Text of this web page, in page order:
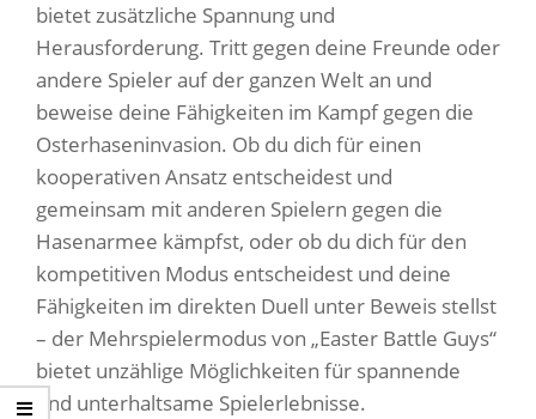
bietet zusätzliche Spannung und
Herausforderung. Tritt gegen deine Freunde oder
andere Spieler auf der ganzen Welt an und
beweise deine Fähigkeiten im Kampf gegen die
Osterhaseninvasion. Ob du dich für einen
kooperativen Ansatz entscheidest und
gemeinsam mit anderen Spielern gegen die
Hasenarmee kämpfst, oder ob du dich für den
kompetitiven Modus entscheidest und deine
Fähigkeiten im direkten Duell unter Beweis stellst
– der Mehrspielermodus von „Easter Battle Guys“
bietet unzählige Möglichkeiten für spannende
und unterhaltsame Spielerlebnisse.